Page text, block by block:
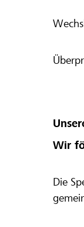
Wir
Die